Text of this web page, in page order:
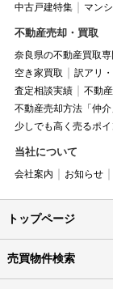
中古戸建特集
マン
不動産売却・買取
奈良県の不動産買取
空き家買取
訳アリ
査定相談実績
不動
不動産売却方法「仲
少しでも高く売るポイ
当社について
会社案内 お知らせ
トップページ
売買物件検索